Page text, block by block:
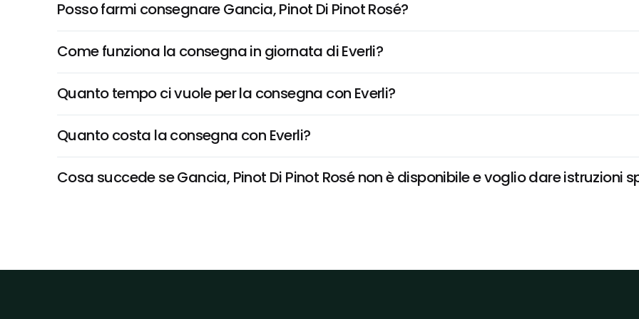
Posso farmi consegnare Gancia, Pinot Di Pinot Rosé?
Come funziona la consegna in giornata di Everli?
Quanto tempo ci vuole per la consegna con Everli?
Quanto costa la consegna con Everli?
Cosa succede se Gancia, Pinot Di Pinot Rosé non è disponibile e voglio dare istruzioni